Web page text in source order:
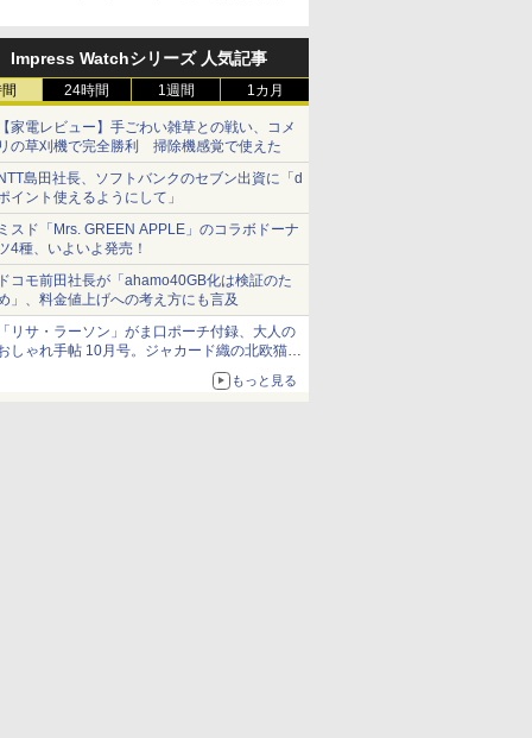
Impress Watchシリーズ 人気記事
24時間 1週間 1カ月
家電レビュー】手ごわい雑草との戦い、コメ
の草刈機で完全勝利 掃除機感覚で使えた
島田社長、ソフトバンクのセブン出資に「d
イント使えるようにして」
スド「Mrs. GREEN APPLE」のコラボドーナ
4種、いよいよ発売！
コモ前田社長が「ahamo40GB化は検証のた
」、料金値上げへの考え方にも言及
リサ・ラーソン」がま口ポーチ付録、大人の
しゃれ手帖 10月号。ジャカード織の北欧猫デ
もっと見る